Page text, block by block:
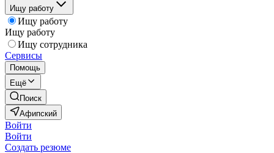
Ищу работу
Ищу работу
Ищу работу
Ищу сотрудника
Сервисы
Помощь
Ещё
Поиск
Афипский
Войти
Войти
Создать резюме